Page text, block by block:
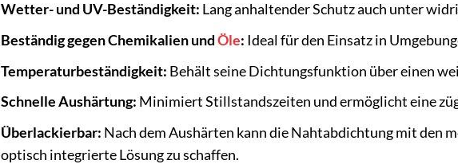
Wetter- und UV-Beständigkeit: Lang anhaltender Schutz auch unter
Beständig gegen Chemikalien undÖle: Ideal für den Einsatz in
Temperaturbeständigkeit: Behält seine Dichtungsfunktion über einen
Schnelle Aushärtung: Minimiert Stillstandszeiten und ermöglicht eine
Überlackierbar: Nach dem Aushärten kann die Nahtabdichtung mit den
optisch integrierte Lösung zu schaffen.